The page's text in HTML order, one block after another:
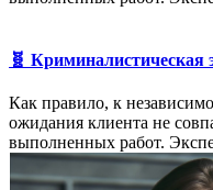
🧬 Криминалистическая
Как правило, к
ожидания клиента не
выполненных работ.